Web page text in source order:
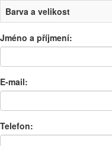
Barva a velikost
Jméno a příjmení:
E-mail:
Telefon: